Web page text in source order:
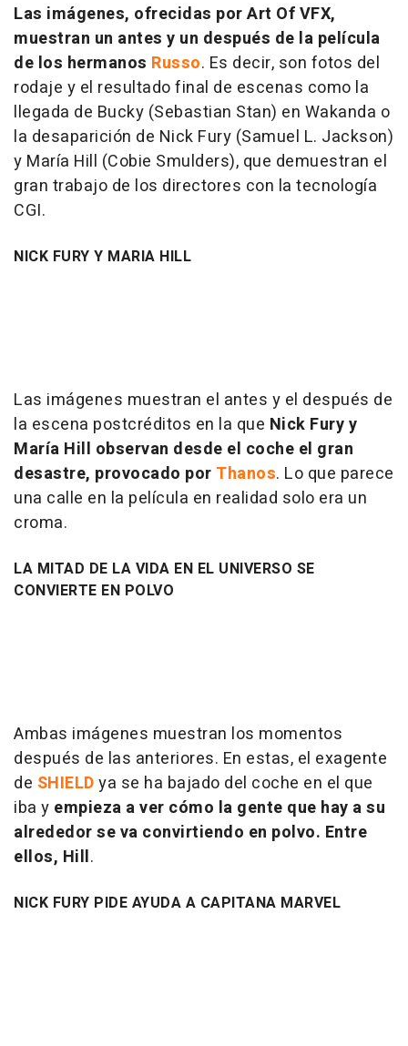
Las imágenes, ofrecidas por Art Of VFX,
muestran un antes y un después de la película
de los hermanos Russo. Es decir, son fotos del
rodaje y el resultado final de escenas como la
llegada de Bucky (Sebastian Stan) en Wakanda o
la desaparición de Nick Fury (Samuel L. Jackson)
y María Hill (Cobie Smulders), que demuestran el
gran trabajo de los directores con la tecnología
CGI.
NICK FURY Y MARIA HILL
Las imágenes muestran el antes y el después de
la escena postcréditos en la que Nick Fury y
María Hill observan desde el coche el gran
desastre, provocado por Thanos. Lo que parece
una calle en la película en realidad solo era un
croma.
LA MITAD DE LA VIDA EN EL UNIVERSO SE
CONVIERTE EN POLVO
Ambas imágenes muestran los momentos
después de las anteriores. En estas, el exagente
de SHIELDya se ha bajado del coche en el que
iba y empieza a ver cómo la gente que hay a su
alrededor se va convirtiendo en polvo. Entre
ellos, Hill.
NICK FURY PIDE AYUDA A CAPITANA MARVEL